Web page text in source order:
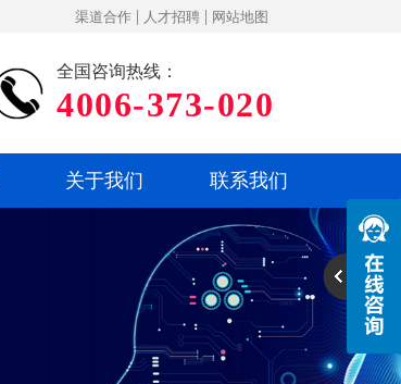
渠道合作 | 人才招聘 | 网站地图
全国咨询热线：
4006-373-020
关于我们 联系我们